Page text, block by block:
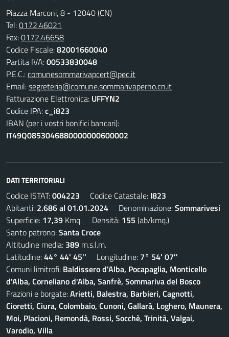
Piazza Marconi, 8 - 12040 (CN)
Tel:0172.46021
Fax:0172.46658
Codice Fiscale:82001660040
Partita IVA:00533830048
P.E.C.:comunesommarivapcert@pec.it
Email:segreteria@comune.sommarivaperno.cn.it
Fatturazione Elettronica: UFFYN2
Codice IPA:c_i823
IBAN (per i vostri bonifici bancari):
IT49Q0853046880000000600002
DATI TERRITORIALI
Codice ISTAT:004223 Codice Catastale: I823
Abitanti: 2.686 al 01.01.2024 Denominazione:Sommarivesi
Superficie: 17,39 Kmq. Densità: 155 (ab/kmq.)
Santo patrono:Santa Croce
Altitudine media: 389 m.s.l.m.
Latitudine:44° 44' 45'' Longitudine: 7° 54' 07''
Comuni limitrofi: Baldissero d'Alba, Pocapaglia, Monticello
d'Alba, Corneliano d'Alba, Sanfrè, Sommariva del Bosco
Frazioni e borgate:Arietti, Balestra, Barbieri, Cagnotti,
Cioretti, Ciura, Colombaio, Cunoni, Gallarà, Loghero, Maunera,
Moi, Placioni, Remondà, Rossi, Socchè, Trinità, Valgai,
Varodio, Villa